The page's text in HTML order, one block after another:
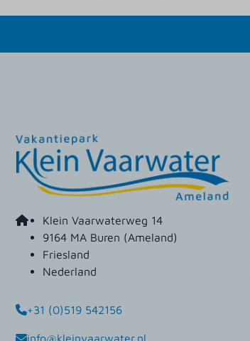
Klein Vaarwaterweg 14
9164 MA Buren (Ameland)
Friesland
Nederland
+31 (0)519 542156
info@kleinvaarwater.nl